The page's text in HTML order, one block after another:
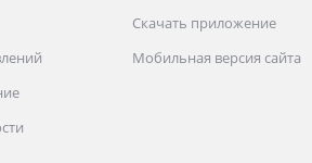
Скачать приложение
Мобильная версия сайта